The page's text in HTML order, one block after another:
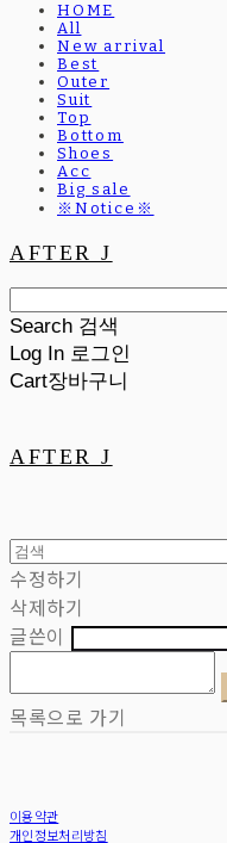
HOME
All
New arrival
Best
Outer
Suit
Top
Bottom
Shoes
Acc
Big sale
※Notice※
AFTER J
Search 검색
Log In 로그인
Cart장바구니
AFTER J
수정하기
삭제하기
글쓴이
목록으로 가기
이용약관
개인정보처리방침